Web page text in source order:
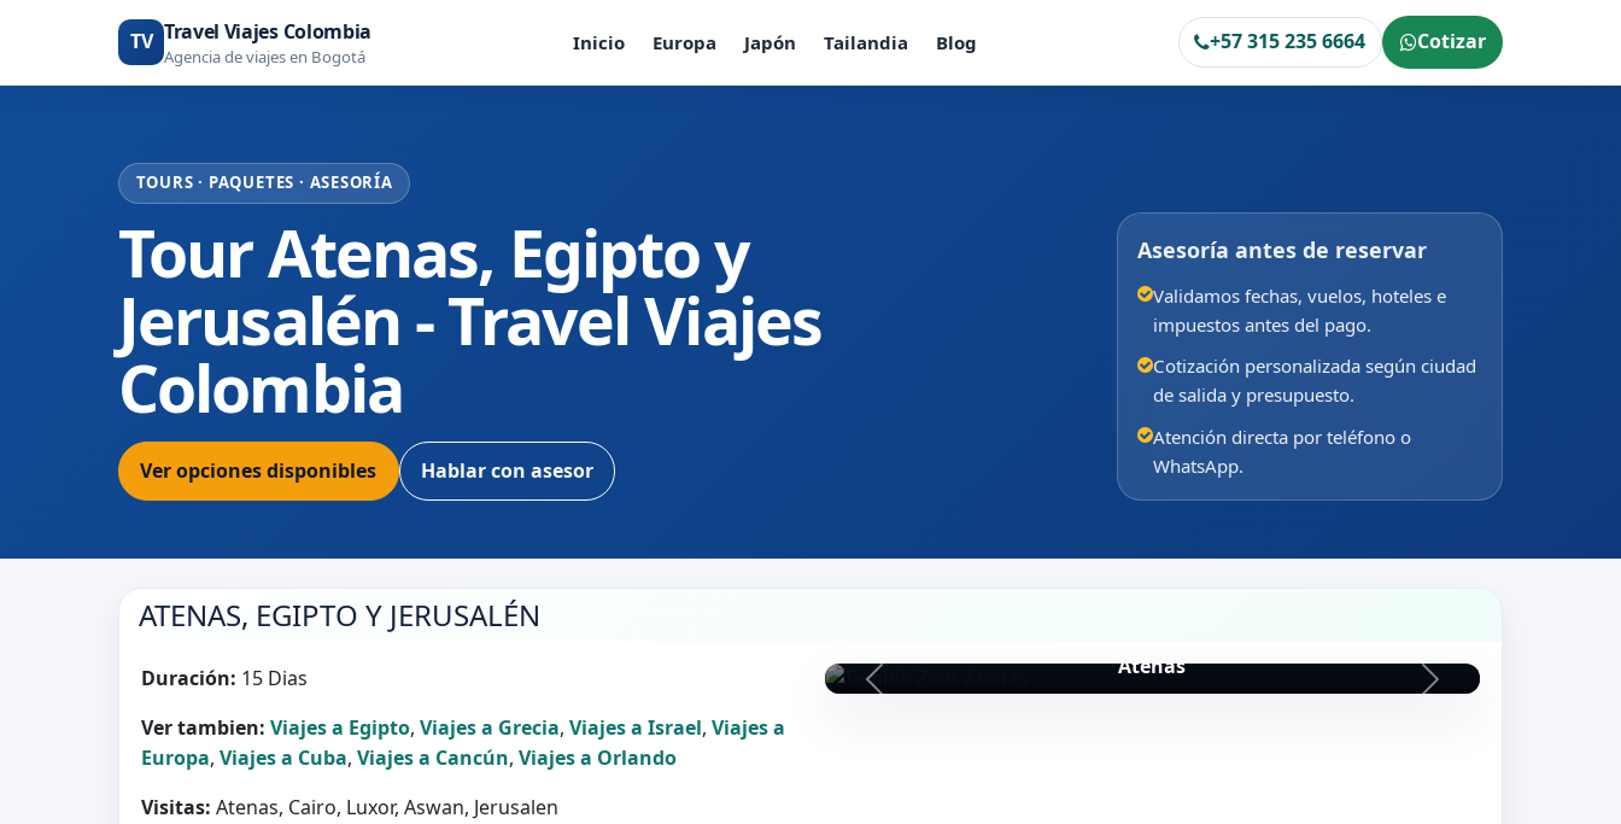
TV Travel Viajes Colombia
Agencia de viajes en Bogotá
Inicio Europa Japón Tailandia Blog +57 315 235 6664 Cotizar
TOURS · PAQUETES · ASESORÍA
Tour Atenas, Egipto y
Jerusalén - Travel Viajes
Colombia
Ver opciones disponibles Hablar con asesor
Asesoría antes de reservar
Validamos fechas, vuelos, hoteles e
impuestos antes del pago.
Cotización personalizada según ciudad
de salida y presupuesto.
Atención directa por teléfono o
WhatsApp.
ATENAS, EGIPTO Y JERUSALÉN
Duración: 15 Dias
Ver tambien: Viajes a Egipto,Viajes a Grecia,Viajes a Israel,Viajes a
Europa,Viajes a Cuba,Viajes a Cancún,Viajes a Orlando
Visitas: Atenas, Cairo, Luxor, Aswan, Jerusalen
Atenas